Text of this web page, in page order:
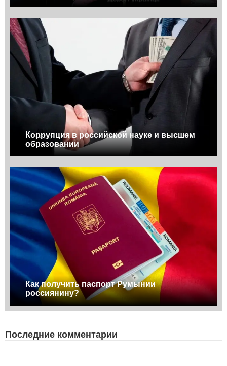
Коррупция в российской науке и высшем
образовании
Как получить паспорт Румынии
россиянину?
Последние комментарии